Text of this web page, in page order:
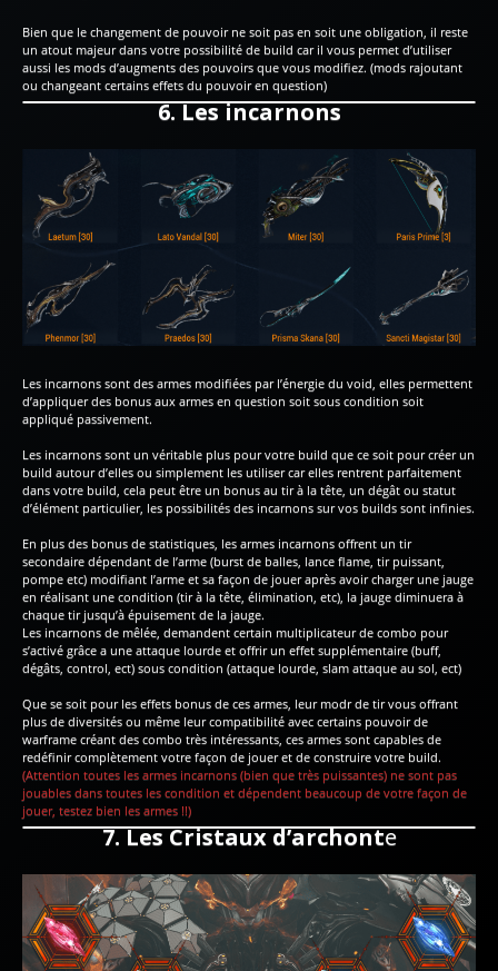
Bien que le changement de pouvoir ne soit pas en soit une obligation, il reste
un atout majeur dans votre possibilité de build car il vous permet d’utiliser
aussi les mods d’augments des pouvoirs que vous modifiez. (mods rajoutant
ou changeant certains effets du pouvoir en question)
6. Les incarnons
Les incarnons sont des armes modifiées par l’énergie du void, elles permettent
d’appliquer des bonus aux armes en question soit sous condition soit
appliqué passivement.
Les incarnons sont un véritable plus pour votre build que ce soit pour créer un
build autour d’elles ou simplement les utiliser car elles rentrent parfaitement
dans votre build, cela peut être un bonus au tir à la tête, un dégât ou statut
d’élément particulier, les possibilités des incarnons sur vos builds sont infinies.
En plus des bonus de statistiques, les armes incarnons offrent un tir
secondaire dépendant de l’arme (burst de balles, lance flame, tir puissant,
pompe etc) modifiant l’arme et sa façon de jouer après avoir charger une jauge
en réalisant une condition (tir à la tête, élimination, etc), la jauge diminuera à
chaque tir jusqu’à épuisement de la jauge.
Les incarnons de mêlée, demandent certain multiplicateur de combo pour
s’activé grâce a une attaque lourde et offrir un effet supplémentaire (buff,
dégâts, control, ect) sous condition (attaque lourde, slam attaque au sol, ect)
Que se soit pour les effets bonus de ces armes, leur modr de tir vous offrant
plus de diversités ou même leur compatibilité avec certains pouvoir de
warframe créant des combo très intéressants, ces armes sont capables de
redéfinir complètement votre façon de jouer et de construire votre build.
(Attention toutes les armes incarnons (bien que très puissantes) ne sont pas
jouables dans toutes les condition et dépendent beaucoup de votre façon de
jouer, testez bien les armes !!)
7. Les Cristaux d’archonte